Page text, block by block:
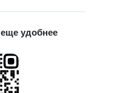
удобнее